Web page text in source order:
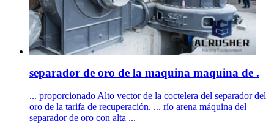
separador de oro de la maquina maquina de .
... proporcionado Alto vector de la coctelera del separador del
oro de la tarifa de recuperación. ... río arena máquina del
separador de oro con alta ...